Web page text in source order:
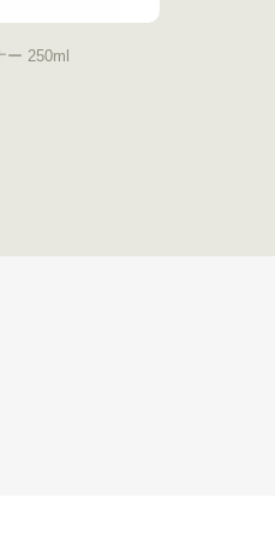
ー 250ml